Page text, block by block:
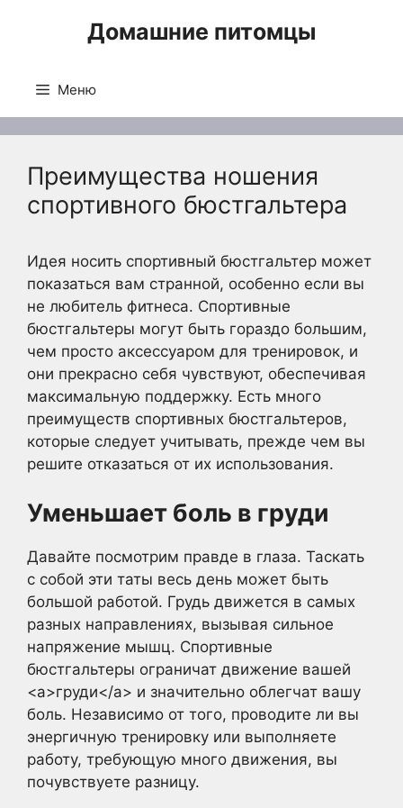
Домашние питомцы
Меню
Преимущества ношения
спортивного бюстгальтера
Идея носить спортивный бюстгальтер может
показаться вам странной, особенно если вы
не любитель фитнеса. Спортивные
бюстгальтеры могут быть гораздо большим,
чем просто аксессуаром для тренировок, и
они прекрасно себя чувствуют, обеспечивая
максимальную поддержку. Есть много
преимуществ спортивных бюстгальтеров,
которые следует учитывать, прежде чем вы
решите отказаться от их использования.
Уменьшает боль в груди
Давайте посмотрим правде в глаза. Таскать
с собой эти таты весь день может быть
большой работой. Грудь движется в самых
разных направлениях, вызывая сильное
напряжение мышц. Спортивные
бюстгальтеры ограничат движение вашей
<a>груди</a> и значительно облегчат вашу
боль. Независимо от того, проводите ли вы
энергичную тренировку или выполняете
работу, требующую много движения, вы
почувствуете разницу.